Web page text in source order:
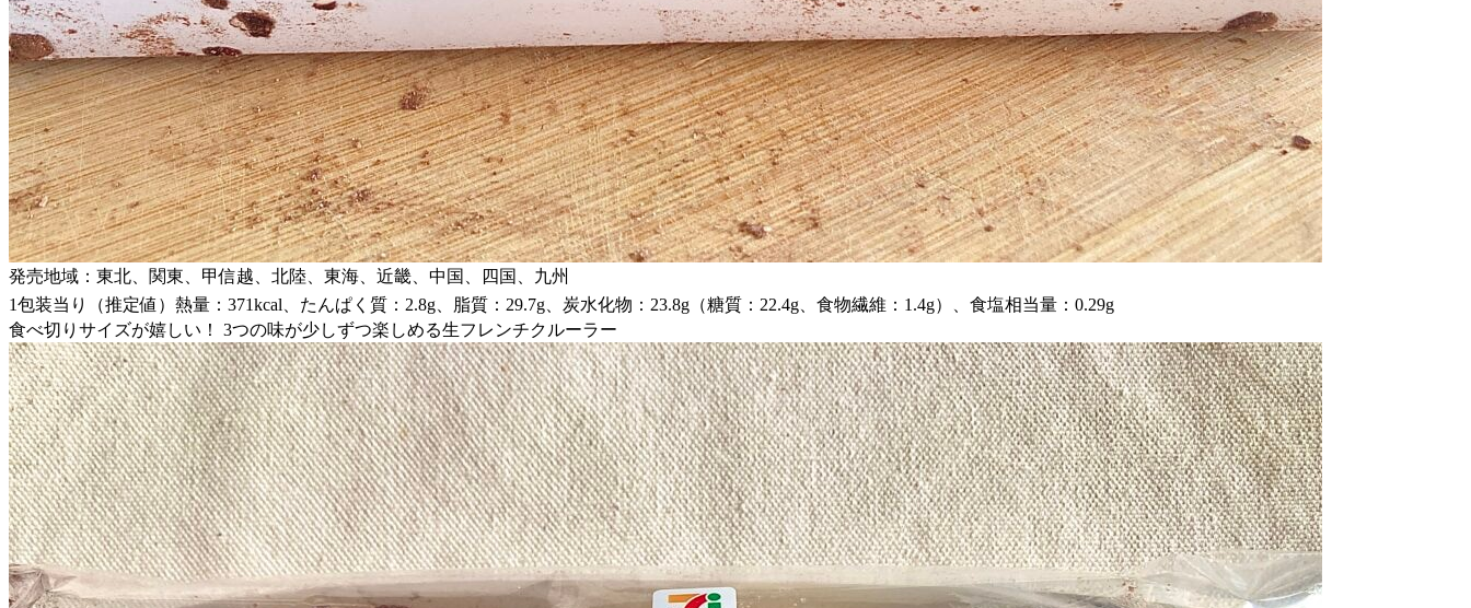
発売地域：東北、関東、甲信越、北陸、東海、近畿、中国、四国、九州
1包装当り（推定値）熱量：371kcal、たんぱく質：2.8g、脂質：29.7g、炭水化物：23.8g（糖質：22.4g、食物繊維：1.4g）、食塩相当量：0.29g
食べ切りサイズが嬉しい！ 3つの味が少しずつ楽しめる生フレンチクルーラー